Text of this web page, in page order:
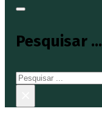
Pesquisar ...
Pesquisar